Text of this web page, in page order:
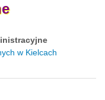
w Kielcach